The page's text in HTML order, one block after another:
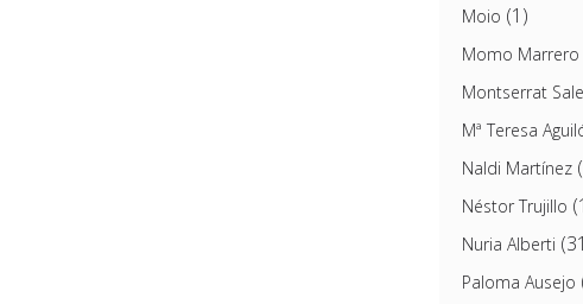
Moio (1)
Momo Marrero
Montserrat
Mª Teresa
Naldi Martínez
Néstor Trujillo
Nuria Alberti
Paloma Ausejo